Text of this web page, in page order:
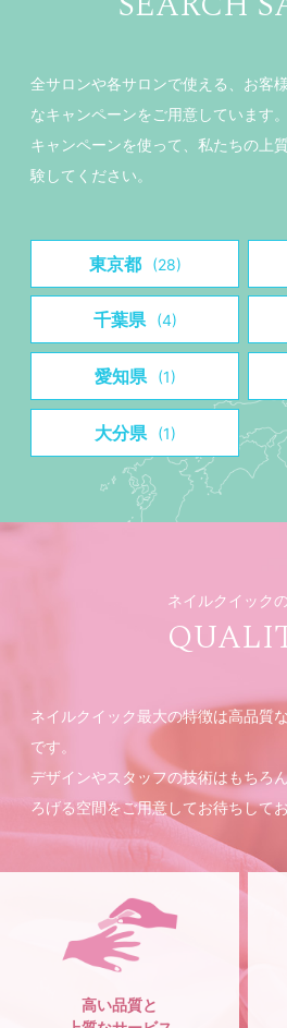
全サロンや各サロンで使える、お客
なキャンペーンをご用意しています。
キャンペーンを使って、私たちの上
験してください。
東京都 (28)
千葉県 (4)
愛知県 (1)
大分県 (1)
ネイルクイック
ネイルクイック最大の特徴は高品質
です。
デザインやスタッフの技術はもちろ
ろげる空間をご用意してお待ちしてお
高い品質と